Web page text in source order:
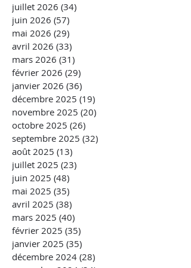
juillet 2026 (34)
juin 2026 (57)
mai 2026 (29)
avril 2026 (33)
mars 2026 (31)
février 2026 (29)
janvier 2026 (36)
décembre 2025 (19)
novembre 2025 (20)
octobre 2025 (26)
septembre 2025 (32)
août 2025 (13)
juillet 2025 (23)
juin 2025 (48)
mai 2025 (35)
avril 2025 (38)
mars 2025 (40)
février 2025 (35)
janvier 2025 (35)
décembre 2024 (28)